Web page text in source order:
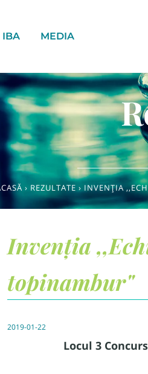
IBA MEDIA
› REZULTATE › INVENȚIA
Invenția
topinambur"
2019-01-22
Locul 3